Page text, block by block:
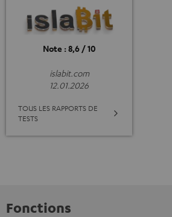
Note : 8,6 / 10
islabit.com
12.01.2026
TOUS LES RAPPORTS DE
TESTS
Fonctions